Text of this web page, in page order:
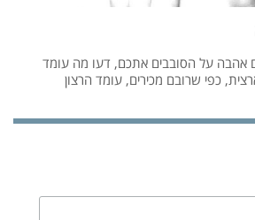
אהבה על הסובבים אתכם, דעו מה עומד
כפי שרובם מכירים, עומד הרצון